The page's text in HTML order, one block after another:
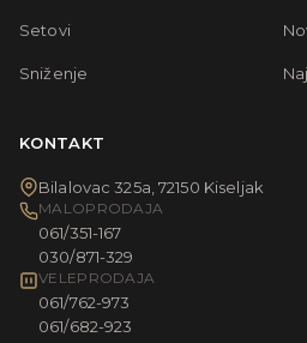
Setovi
Sniženje
KONTAKT
Bilalovac 325a, 72150 Kiseljak
MALOPRODAJA
061/351-167
030/871-329
VELEPRODAJA
061/762-973
061/682-923